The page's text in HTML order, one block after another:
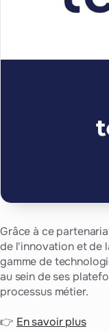
Grâce à ce
de l'innovation et de
gamme de
au sein de ses
processus métier.
👉 En savoir plus